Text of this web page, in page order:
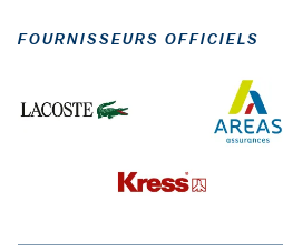
FOURNISSEURS OFFICIELS